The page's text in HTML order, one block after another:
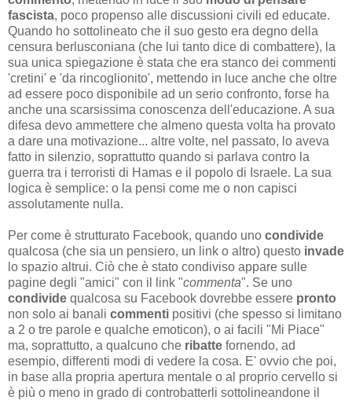
fascista, poco propenso alle discussioni civili ed educate.
Quando ho sottolineato che il suo gesto era degno della
censura berlusconiana (che lui tanto dice di combattere), la
sua unica spiegazione è stata che era stanco dei commenti
'cretini' e 'da rincoglionito', mettendo in luce anche che oltre
ad essere poco disponibile ad un serio confronto, forse ha
anche una scarsissima conoscenza dell'educazione. A sua
difesa devo ammettere che almeno questa volta ha provato
a dare una motivazione... altre volte, nel passato, lo aveva
fatto in silenzio, soprattutto quando si parlava contro la
guerra tra i terroristi di Hamas e il popolo di Israele. La sua
logica è semplice: o la pensi come me o non capisci
assolutamente nulla.
Per come è strutturato Facebook, quando uno condivide
qualcosa (che sia un pensiero, un link o altro) questo invade
lo spazio altrui. Ciò che è stato condiviso appare sulle
pagine degli "amici" con il link "commenta". Se uno
condivide qualcosa su Facebook dovrebbe essere pronto
non solo ai banali commenti positivi (che spesso si limitano
a 2 o tre parole e qualche emoticon), o ai facili "Mi Piace"
ma, soprattutto, a qualcuno che ribatte fornendo, ad
esempio, differenti modi di vedere la cosa. E' ovvio che poi,
in base alla propria apertura mentale o al proprio cervello si
è più o meno in grado di controbatterli sottolineandone il